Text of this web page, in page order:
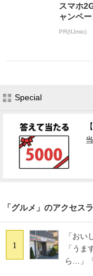
スマホ
ャンペ
PR(IIJmio)
Special
「グルメ」のアクセス
1
「おい
「うま
ら…」